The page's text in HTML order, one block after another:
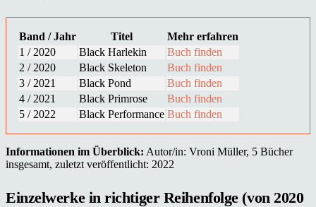
Band / Jahr Titel
Mehr erfahren
1 / 2020
Black Harlekin
Buch finden
2 / 2020
Black Skeleton
Buch finden
3 / 2021
Black Pond
Buch finden
4 / 2021
Black Primrose
Buch finden
5 / 2022
Black Performance Buch finden
Informationen im Überblick: Autor/in: Vroni Müller, 5 Bücher
insgesamt, zuletzt veröffentlicht: 2022
Einzelwerke in richtiger Reihenfolge (von 2020